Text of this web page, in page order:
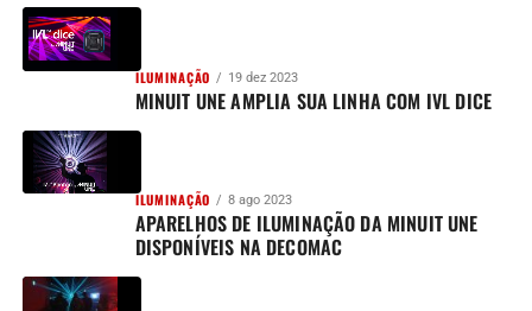
ILUMINAÇÃO 19 dez 2023
MINUIT UNE AMPLIA SUA LINHA COM IVL DICE
ILUMINAÇÃO 8 ago 2023
APARELHOS DE ILUMINAÇÃO DA MINUIT UNE
DISPONÍVEIS NA DECOMAC